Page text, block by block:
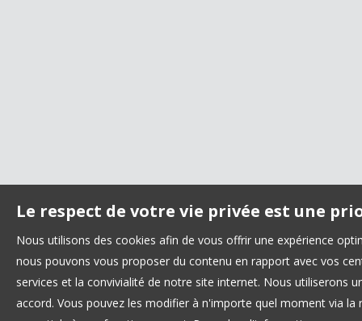
Le respect de votre vie privée est une
Nous utilisons des cookies afin de vous offrir une expérience
nous pouvons vous proposer du contenu en rapport avec vos
services et la convivialité de notre site internet. Nous utiliserons
accord. Vous pouvez les modifier à n'importe quel moment via